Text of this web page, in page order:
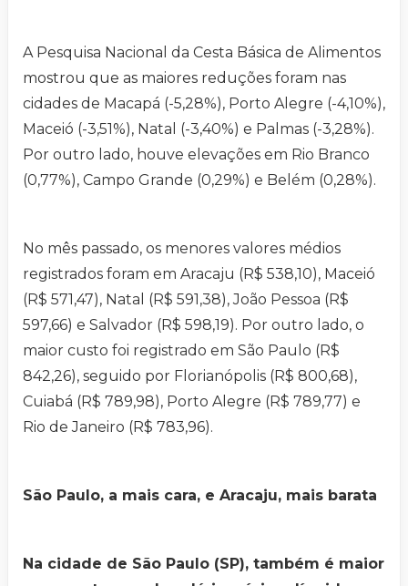
A Pesquisa Nacional da Cesta Básica de Alimentos
mostrou que as maiores reduções foram nas
cidades de Macapá (-5,28%), Porto Alegre (-4,10%),
Maceió (-3,51%), Natal (-3,40%) e Palmas (-3,28%).
Por outro lado, houve elevações em Rio Branco
(0,77%), Campo Grande (0,29%) e Belém (0,28%).
No mês passado, os menores valores médios
registrados foram em Aracaju (R$ 538,10), Maceió
(R$ 571,47), Natal (R$ 591,38), João Pessoa (R$
597,66) e Salvador (R$ 598,19). Por outro lado, o
maior custo foi registrado em São Paulo (R$
842,26), seguido por Florianópolis (R$ 800,68),
Cuiabá (R$ 789,98), Porto Alegre (R$ 789,77) e
Rio de Janeiro (R$ 783,96).
São Paulo, a mais cara, e Aracaju, mais barata
Na cidade de São Paulo (SP), também é maior